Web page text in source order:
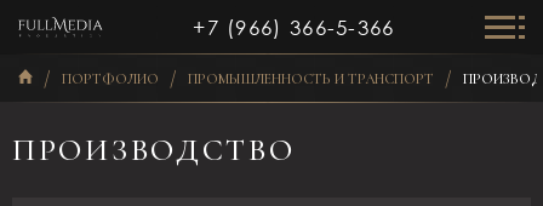
+7 (966) 366-5-366
ПОРТФОЛИО ПРОМЫШЛЕННОСТЬ И ТРАНСПОРТ
ПРОИЗВОДСТВО